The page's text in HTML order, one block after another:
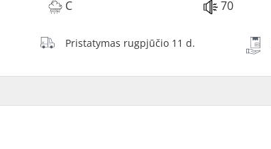
C 70
Pristatymas rugpjūčio 11 d.